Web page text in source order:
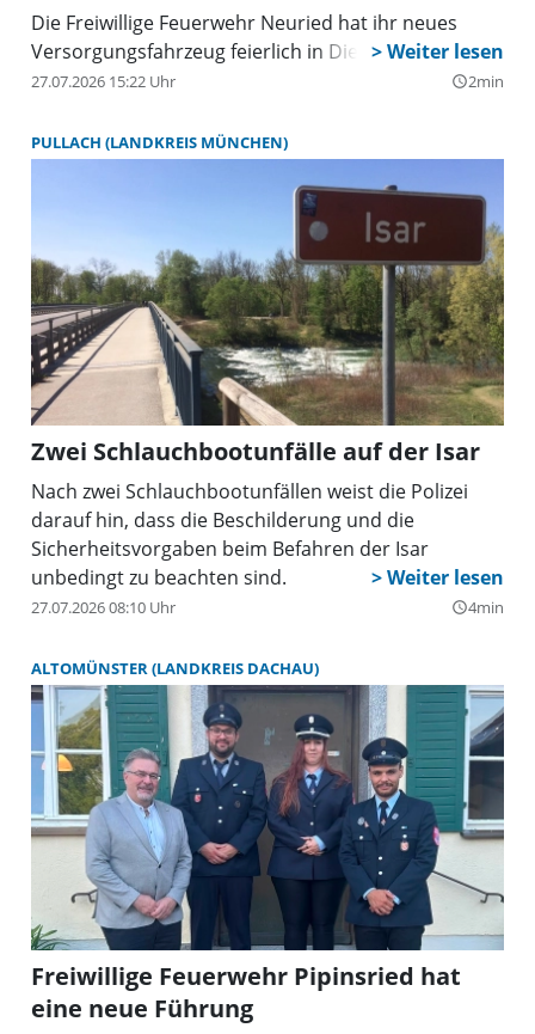
Die Freiwillige Feuerwehr Neuried hat ihr neues
Versorgungsfahrzeug feierlich in Dienst gestellt.
27.07.2026 15:22 Uhr query_builder2min
PULLACH (LANDKREIS MÜNCHEN)
Zwei Schlauchbootunfälle auf der Isar
Nach zwei Schlauchbootunfällen weist die Polizei
darauf hin, dass die Beschilderung und die
Sicherheitsvorgaben beim Befahren der Isar
unbedingt zu beachten sind.
27.07.2026 08:10 Uhr query_builder4min
ALTOMÜNSTER (LANDKREIS DACHAU)
Freiwillige Feuerwehr Pipinsried hat
eine neue Führung